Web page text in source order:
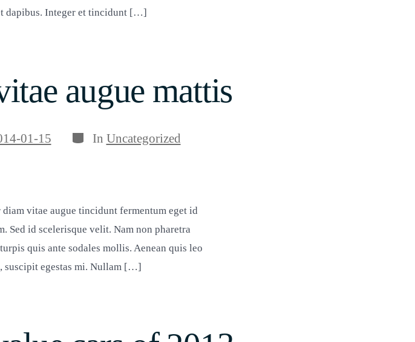
dapibus. Integer et tincidunt […]
augue mattis
01-15 Kategorien
In Uncategorized
vitae augue tincidunt fermentum eget id
Sed id scelerisque velit. Nam non pharetra
quis ante sodales mollis. Aenean quis leo
suscipit egestas mi. Nullam […]